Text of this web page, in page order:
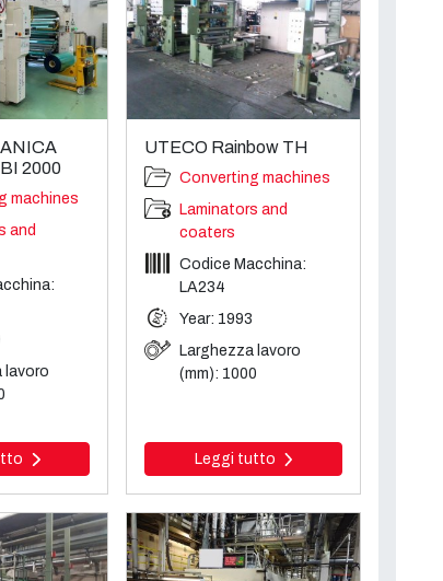
2000
machines
and
lavoro
UTECO Rainbow TH
Converting machines
Laminators and
coaters
Codice Macchina:
LA234
Year: 1993
Larghezza lavoro
(mm): 1000
Leggi tutto